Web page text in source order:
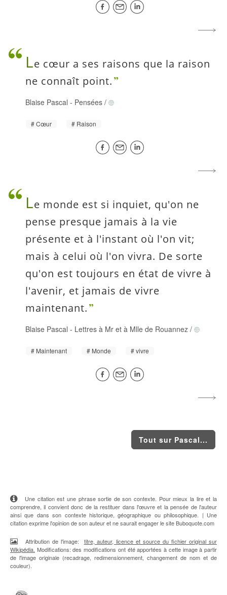
Le cœur a ses raisons que la raison
ne connaît point.
Blaise Pascal - Pensées /
Cœur Raison
Le monde est si inquiet, qu'on ne
pense presque jamais à la vie
présente et à l'instant où l'on vit;
mais à celui où l'on vivra. De sorte
qu'on est toujours en état de vivre à
l'avenir, et jamais de vivre
maintenant.
Blaise Pascal - Lettres à Mr et à Mlle de Rouannez /
Maintenant Monde vivre
Tout sur Pascal...
Une citation est une phrase sortie de son contexte. Pour mieux la lire et la
comprendre, il convient donc de la restituer dans l'œuvre et la pensée de l'auteur
ainsi que dans son contexte historique, géographique ou philosophique. | Une
citation exprime l'opinion de son auteur et ne saurait engager le site Buboquote.com
Attribution de l'image: titre, auteur, licence et source du fichier original sur
Wikipédia. Modifications: des modifications ont été apportées à cette image à partir
de l'image originale (recadrage, redimensionnement, changement de nom et de
couleur).